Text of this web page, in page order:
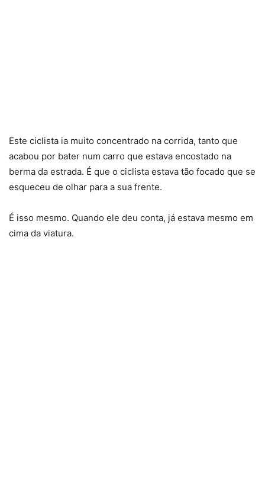
Este ciclista ia muito concentrado na corrida, tanto que
acabou por bater num carro que estava encostado na
berma da estrada. É que o ciclista estava tão focado que se
esqueceu de olhar para a sua frente.
É isso mesmo. Quando ele deu conta, já estava mesmo em
cima da viatura.